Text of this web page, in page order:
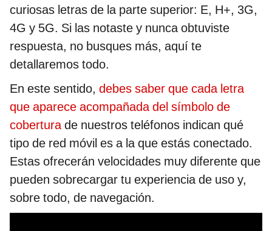
curiosas letras de la parte superior: E, H+, 3G,
4G y 5G. Si las notaste y nunca obtuviste
respuesta, no busques más, aquí te
detallaremos todo.
En este sentido, debes saber que cada letra
que aparece acompañada del símbolo de
coberturade nuestros teléfonos indican qué
tipo de red móvil es a la que estás conectado.
Estas ofrecerán velocidades muy diferente que
pueden sobrecargar tu experiencia de uso y,
sobre todo, de navegación.